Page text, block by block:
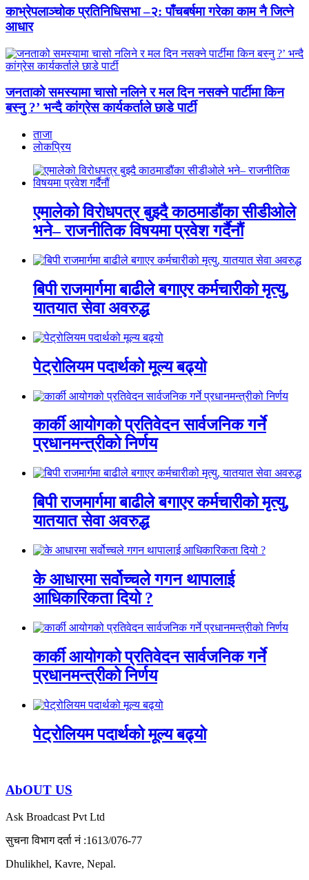
काभ्रेपलाञ्चोक प्रतिनिधिसभा –२: पाँचबर्षमा गरेका काम नै जित्ने
आधार
जनताको समस्यामा चासो नलिने र मल दिन नसक्ने पार्टीमा किन
बस्नु ?’ भन्दै कांग्रेस कार्यकर्ताले छाडे पार्टी
ताजा
लाेकप्रिय
एमालेको विरोधपत्र बुझ्दै काठमाडौंका सीडीओले
भने– राजनीतिक विषयमा प्रवेश गर्दैनौं
बिपी राजमार्गमा बाढीले बगाएर कर्मचारीको मृत्यु,
यातयात सेवा अवरुद्ध
पेट्रोलियम पदार्थको मूल्य बढ्यो
कार्की आयोगको प्रतिवेदन सार्वजनिक गर्ने
प्रधानमन्त्रीको निर्णय
बिपी राजमार्गमा बाढीले बगाएर कर्मचारीको मृत्यु,
यातयात सेवा अवरुद्ध
के आधारमा सर्वोच्चले गगन थापालाई
आधिकारिकता दियो ?
कार्की आयोगको प्रतिवेदन सार्वजनिक गर्ने
प्रधानमन्त्रीको निर्णय
पेट्रोलियम पदार्थको मूल्य बढ्यो
AbOUT US
Ask Broadcast Pvt Ltd
सुचना विभाग दर्ता नं :1613/076-77
Dhulikhel, Kavre, Nepal.